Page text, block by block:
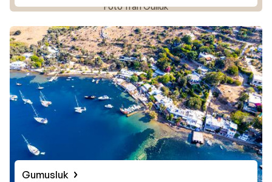
Foto från Gulluk
Gumusluk